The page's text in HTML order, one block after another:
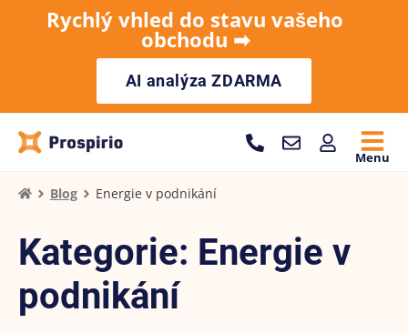
Rychlý vhled do stavu vašeho
obchodu ➡︎
AI analýza ZDARMA
Menu
Blog Energie v podnikání
Kategorie: Energie v
podnikání